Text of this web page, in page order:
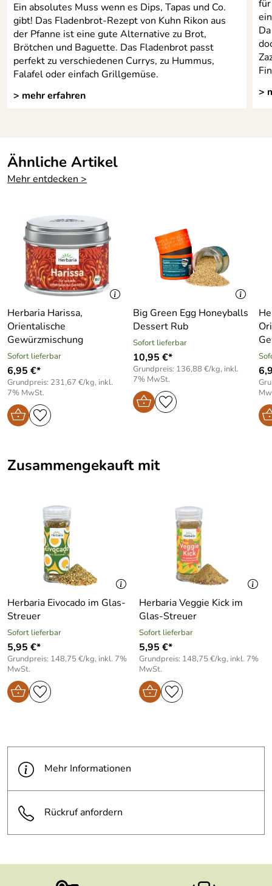
Ein absolutes Muss wenn es Dips, Tapas und Co.
gibt! Das Fladenbrot-Rezept von Kuhn Rikon aus
der Pfanne ist eine gute Alternative zu Brot,
Brötchen und Baguette. Das Fladenbrot passt
perfekt zu verschiedenen Currys, zu Hummus,
Falafel oder einfach Grillgemüse.
> mehr erfahren
>
Ähnliche Artikel
Mehr entdecken >
Herbaria Harissa,
Orientalische
Gewürzmischung
Sofort lieferbar
6,95 €*
Grundpreis: 231,67 €/kg, inkl.
7% MwSt.
Big Green Egg Honeyballs
Dessert Rub
Sofort lieferbar
10,95 €*
Grundpreis: 136,88 €/kg, inkl.
7% MwSt.
Zusammengekauft mit
Herbaria Eivocado im Glas-
Streuer
Sofort lieferbar
5,95 €*
Grundpreis: 148,75 €/kg, inkl. 7%
MwSt.
Herbaria Veggie Kick im
Glas-Streuer
Sofort lieferbar
5,95 €*
Grundpreis: 148,75 €/kg, inkl. 7%
MwSt.
Mehr Informationen
Rückruf anfordern